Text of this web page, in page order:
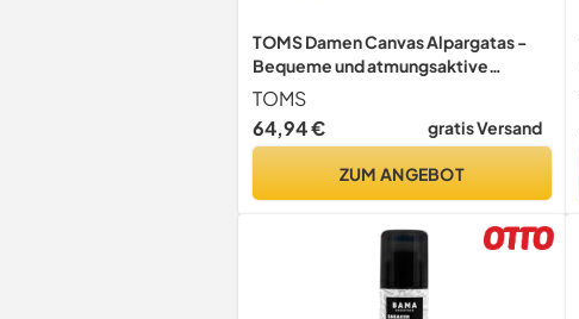
TOMS Damen Canvas Alpargatas -
Bequeme und atmungsaktive
Freizeitschuhe aus robuster
Baumwolle
TOMS
64,94 €
gratis Versand
ZUM ANGEBOT